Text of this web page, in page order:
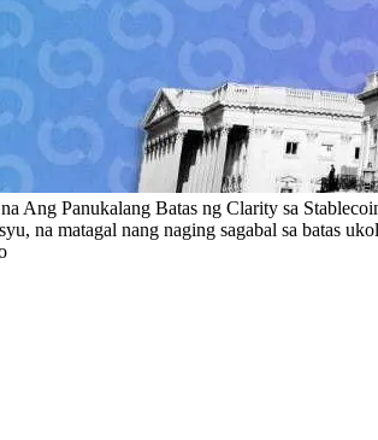
Ang Panukalang Batas ng Clarity sa
na matagal nang naging sagabal sa batas